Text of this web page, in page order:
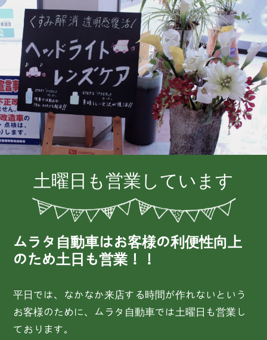
土曜日も営業しています
ムラタ自動車はお客様の利便性向上
のため土日も営業！！
平日では、なかなか来店する時間が作れないという
お客様のために、ムラタ自動車では土曜日も営業し
ております。